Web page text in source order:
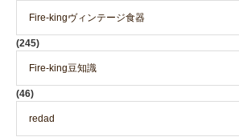
Fire-kingヴィンテージ食器
(245)
Fire-king豆知識
(46)
redad